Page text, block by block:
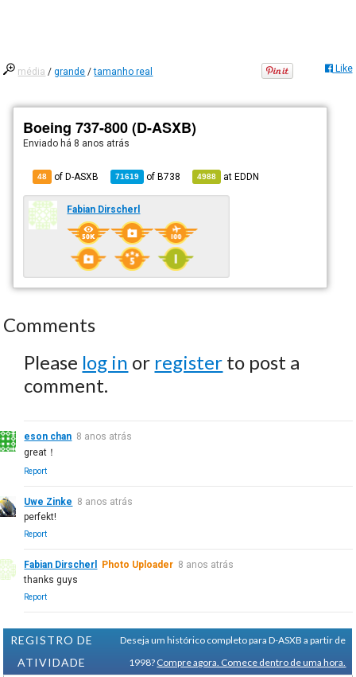
média /grande /tamanho real Like
Boeing 737-800 (D-ASXB)
Enviado há 8 anos atrás
48 of D-ASXB 71619 ofB738 4988 atEDDN
Fabian Dirscherl
Comments
Please log in or register to post a
comment.
eson chan 8 anos atrás
great！
Report
Uwe Zinke 8 anos atrás
perfekt!
Report
Fabian Dirscherl Photo Uploader 8 anos atrás
thanks guys
Report
REGISTRO DE
ATIVIDADE
Deseja um histórico completo para D-ASXB a partir de
1998? Compre agora. Comece dentro de uma hora.